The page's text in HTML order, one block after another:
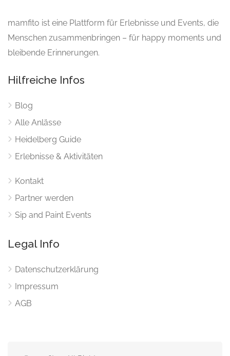
mamfito ist eine Plattform für Erlebnisse und Events, die
Menschen zusammenbringen – für happy moments und
bleibende Erinnerungen.
Hilfreiche Infos
Blog
Alle Anlässe
Heidelberg Guide
Erlebnisse & Aktivitäten
Kontakt
Partner werden
Sip and Paint Events
Legal Info
Datenschutzerklärung
Impressum
AGB